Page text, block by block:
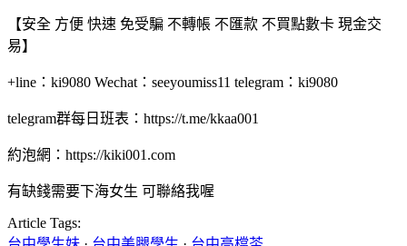
【安全 方便 快速 免受騙 不轉帳 不匯款 不買點數卡 現金交
易】
+line：ki9080 Wechat：seeyoumiss11 telegram：ki9080
telegram群每日班表：https://t.me/kkaa001
約泡網：https://kiki001.com
有缺錢需要下海女生 可聯絡我喔
Article Tags: